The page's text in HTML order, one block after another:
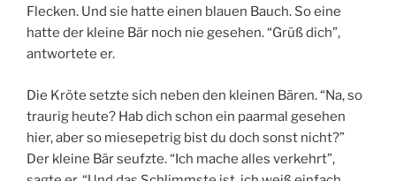
Flecken. Und sie hatte einen blauen Bauch. So eine
hatte der kleine Bär noch nie gesehen. “Grüß dich”,
antwortete er.
Die Kröte setzte sich neben den kleinen Bären. “Na, so
traurig heute? Hab dich schon ein paarmal gesehen
hier, aber so miesepetrig bist du doch sonst nicht?”
Der kleine Bär seufzte. “Ich mache alles verkehrt”,